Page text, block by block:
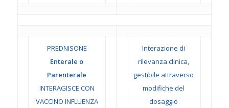
PREDNISONE
Enterale o
Parenterale
INTERAGISCE CON
VACCINO INFLUENZA
Interazione di
rilevanza clinica,
gestibile attraverso
modifiche del
dosaggio